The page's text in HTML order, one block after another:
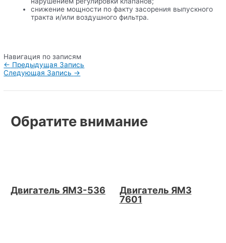
снижение мощности по факту засорения выпускного
тракта и/или воздушного фильтра.
Навигация по записям
← Предыдущая Запись
Следующая Запись →
Обратите внимание
Двигатель ЯМЗ-536
Двигатель ЯМЗ
7601